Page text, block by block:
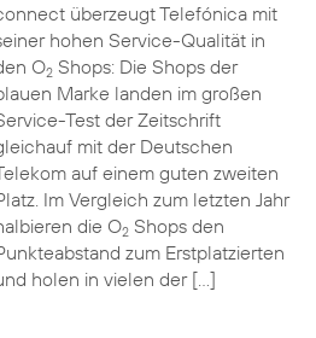
überzeugt Telefónica mit
hohen Service-Qualität in
O2Shops: Die Shops der
Marke landen im großen
Test der Zeitschrift
mit der Deutschen
auf einem guten zweiten
Im Vergleich zum letzten Jahr
die O2Shops den
zum Erstplatzierten
holen in vielen der […]